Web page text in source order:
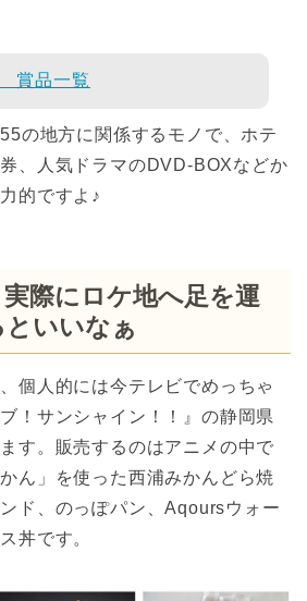
賞品一覧
の地方に関係するモノで、ホテ
、人気ドラマのDVD-BOXなどか
的ですよ♪
際にロケ地へ足を運
いいなぁ
個人的には今テレビでめっちゃ
！サンシャイン！！』の静岡県
す。販売するのはアニメの中で
ん」を使った西浦みかんどら焼
ド、のっぽパン、Aqoursウォー
丼です。